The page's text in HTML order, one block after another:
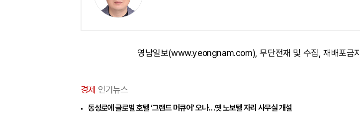
영남일보(www.yeongnam.com), 무단전재 및 수집, 재배포금지
경제 인기뉴스
동성로에 글로벌 호텔 ‘그랜드 머큐어’ 오나…옛 노보텔 자리 사무실 개설